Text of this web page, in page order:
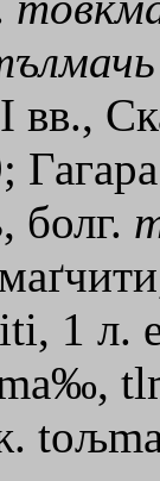
вв.,
, болг.
1 л.